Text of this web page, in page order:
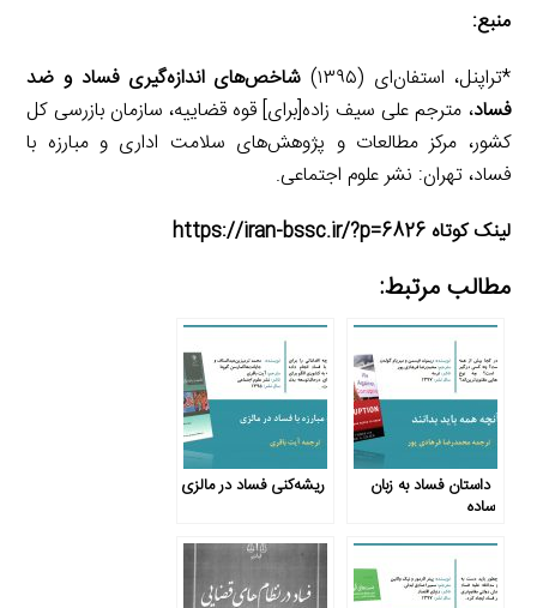
منبع:
*تراپنل، استفان‌ای (۱۳۹۵)
شاخص‌های اندازه‌گیری فساد و ضد
فساد، مترجم علی سیف زاده[برای] قوه قضاییه، سازمان بازرسی کل
کشور، مرکز مطالعات و پژوهش‌های سلامت اداری و مبارزه با
فساد، تهران: نشر علوم اجتماعی.
لینک کوتاه https://iran-bssc.ir/?p=6826
مطالب مرتبط:
داستان فساد به زبان
ساده
ریشه‌کنی فساد در مالزی